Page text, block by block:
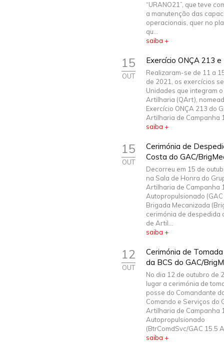
“URANO21”, que teve
a manutenção das
operacionais, quer no
qu...
saiba +
15
OUT
Exercício ONÇA 213
Realizaram-se de 11 a
de 2021, os exercícios
Unidades que integram
Artilharia (QArt),
Exercício ONÇA 213 do
Artilharia de Campanha
saiba +
15
OUT
Cerimónia de
Costa do GAC/
Decorreu em 15 de
na Sala de Honra do
Artilharia de Campanha
Autopropulsionado
Brigada Mecanizada
cerimónia de despedida
de Artil...
saiba +
12
OUT
Cerimónia de
da BCS do GAC/
No dia 12 de outubro de
lugar a cerimónia de
posse do Comandante
Comando e Serviços do
Artilharia de Campanha
Autopropulsionado
(BtrComdSvc/GAC 15.5
saiba +